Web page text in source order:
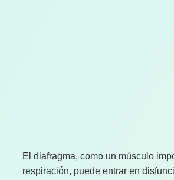
El diafragma, como un músculo
respiración, puede entrar en